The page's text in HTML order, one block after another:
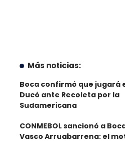
Más noticias:
Boca confirmó que jugará
Ducó ante Recoleta por la
Sudamericana
CONMEBOL sancionó a
Vasco Arruabarrena: el